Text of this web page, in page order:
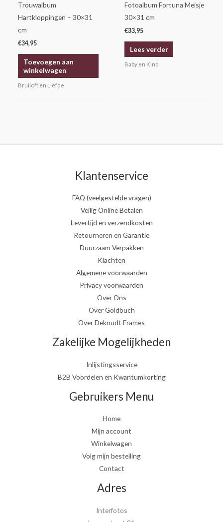
Trouwalbum
Hartkloppingen – 30×31
cm
€34,95
Toevoegen aan
winkelwagen
Bruiloft en Liefde
Fotoalbum Fortuna Meisje
30×31 cm
€33,95
Lees verder
Baby en Kind
Klantenservice
FAQ (veelgestelde vragen)
Veilig Online Betalen
Levertijd en verzendkosten
Retourneren en Garantie
Duurzaam Verpakken
Klachten
Algemene voorwaarden
Privacy voorwaarden
Over Ons
Over Goldbuch
Over Deknudt Frames
Zakelijke Mogelijkheden
Inlijstingsservice
B2B Voordelen en Kwantumkorting
Gebruikers Menu
Home
Mijn account
Winkelwagen
Volg mijn bestelling
Contact
Adres
Interfotos